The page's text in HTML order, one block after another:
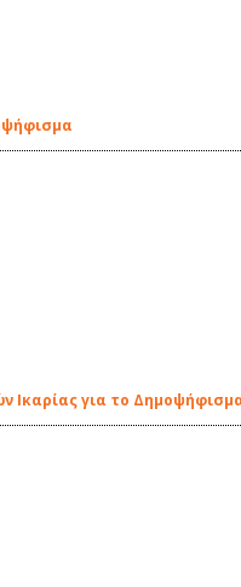
Ικαρίας για το